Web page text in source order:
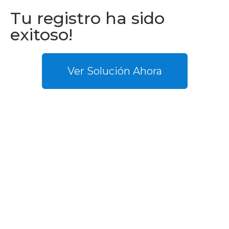
Tu registro ha sido
exitoso!
Ver Solución Ahora